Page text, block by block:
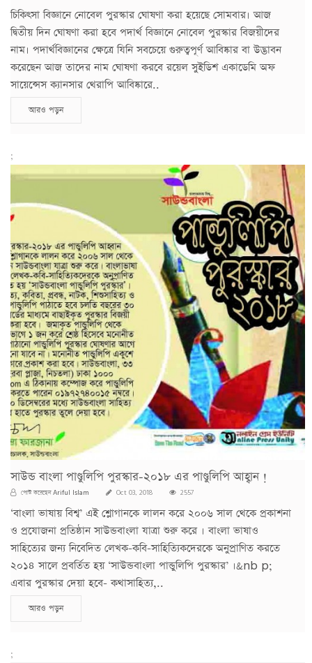
চিকিৎসা বিজ্ঞানে নোবেল পুরস্কার ঘোষণা করা হয়েছে সোমবার। আজ
দ্বিতীয় দিন ঘোষণা করা হবে পদার্থ বিজ্ঞানে নোবেল পুরস্কার বিজয়ীদের
নাম। পদার্থবিজ্ঞানের ক্ষেত্রে যিনি সবচেয়ে গুরুত্বপূর্ণ আবিষ্কার বা উদ্ভাবন
করেছেন আজ তাদের নাম ঘোষণা করবে রয়েল সুইডিশ একাডেমি অফ
সায়েন্সেস ক্যানসার থেরাপি আবিষ্কারে..
আরও পড়ুন
;
সাউন্ড বাংলা পাণ্ডুলিপি পুরস্কার-২০১৮ এর পাণ্ডুলিপি আহ্বান !
পোস্ট করেছেনAriful Islam Oct 03, 2018 2557
‘বাংলা ভাষায় বিশ্ব’ এই শ্লোগানকে লালন করে ২০০৬ সাল থেকে প্রকাশনা
ও প্রযোজনা প্রতিষ্ঠান সাউন্ডবাংলা যাত্রা শুরু করে । বাংলা ভাষাও
সাহিত্যের জন্য নিবেদিত লেখক-কবি-সাহিত্যিকদেরকে অনুপ্রাণিত করতে
২০১৪ সালে প্রবর্তিত হয় ‘সাউন্ডবাংলা পান্ডুলিপি পুরস্কার’ ।&nb p;
এবার পুরস্কার দেয়া হবে- কথাসাহিত্য,..
আরও পড়ুন
;